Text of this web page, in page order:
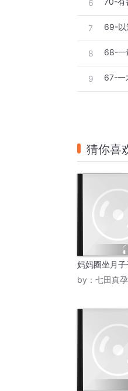
6
7 69-以
8 68-一
9 67-一
猜你喜
妈妈圈坐月
by： 七田真